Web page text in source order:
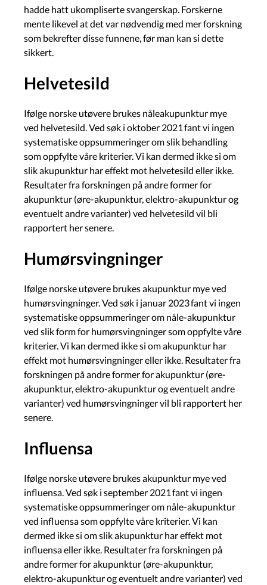
hadde hatt ukompliserte svangerskap. Forskerne
mente likevel at det var nødvendig med mer forskning
som bekrefter disse funnene, før man kan si dette
sikkert.
Helvetesild
Ifølge norske utøvere brukes nåleakupunktur mye
ved helvetesild. Ved søk i oktober 2021 fant vi ingen
systematiske oppsummeringer om slik behandling
som oppfylte våre kriterier. Vi kan dermed ikke si om
slik akupunktur har effekt mot helvetesild eller ikke.
Resultater fra forskningen på andre former for
akupunktur (øre-akupunktur, elektro-akupunktur og
eventuelt andre varianter) ved helvetesild vil bli
rapportert her senere.
Humørsvingninger
Ifølge norske utøvere brukes akupunktur mye ved
humørsvingninger. Ved søk i januar 2023 fant vi ingen
systematiske oppsummeringer om nåle-akupunktur
ved slik form for humørsvingninger som oppfylte våre
kriterier. Vi kan dermed ikke si om akupunktur har
effekt mot humørsvingninger eller ikke. Resultater fra
forskningen på andre former for akupunktur (øre-
akupunktur, elektro-akupunktur og eventuelt andre
varianter) ved humørsvingninger vil bli rapportert her
senere.
Influensa
Ifølge norske utøvere brukes akupunktur mye ved
influensa. Ved søk i september 2021 fant vi ingen
systematiske oppsummeringer om nåle-akupunktur
ved influensa som oppfylte våre kriterier. Vi kan
dermed ikke si om slik akupunktur har effekt mot
influensa eller ikke. Resultater fra forskningen på
andre former for akupunktur (øre-akupunktur,
elektro-akupunktur og eventuelt andre varianter) ved